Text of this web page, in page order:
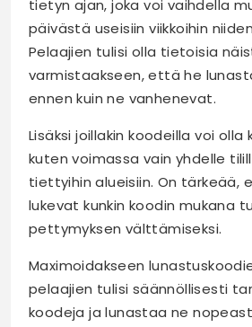
tietyn ajan, joka voi vaihdella
päivästä useisiin viikkoihin
Pelaajien tulisi olla tietoisia
varmistaakseen, että he
ennen kuin ne vanhenevat.
Lisäksi joillakin koodeilla voi
kuten voimassa vain yhdelle
tiettyihin alueisiin. On tärkeää,
lukevat kunkin koodin mukana
pettymyksen välttämiseksi.
Maximoidakseen
pelaajien tulisi säännöllisesti
koodeja ja lunastaa ne